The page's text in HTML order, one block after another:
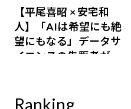
【平尾喜昭 × 安宅和
人】「AIは希望にも絶
望にもなる」データサ
イエンスの先駆者が語
Ranking